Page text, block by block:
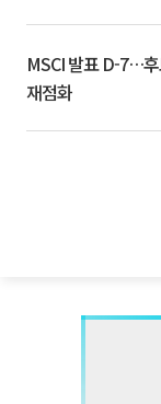
MSCI 발표 D-7…
재점화